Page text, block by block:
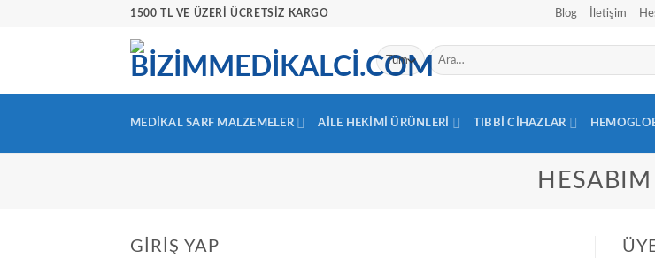
1500 TL VE ÜZERİ ÜCRETSİZ KARGO Blog İletişim
Ara:
MEDIKAL SARF MALZEMELER AILE HEKIMI ÜRÜNLERI TIBBI CIHAZLAR
HESABIM
GIRIŞ YAP